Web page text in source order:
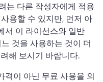
는 다른 작성자에게 적용
용할 수 있지만, 먼저 아
서 이 라이선스와 일반
것을 사용하는 것이 더
해 보시기 바랍니다.
격이 아닌 무료 사용을 의